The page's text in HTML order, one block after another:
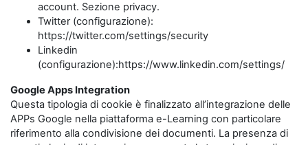
account. Sezione privacy.
Twitter (configurazione):
https://twitter.com/settings/security
Linkedin
(configurazione):https://www.linkedin.com/settings/
Google Apps Integration
Questa tipologia di cookie è finalizzato all’integrazione delle
APPs Google nella piattaforma e-Learning con particolare
riferimento alla condivisione dei documenti. La presenza di